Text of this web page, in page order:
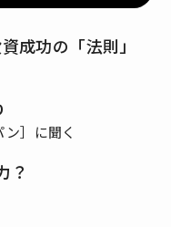
成功の「法則」
］に聞く
？